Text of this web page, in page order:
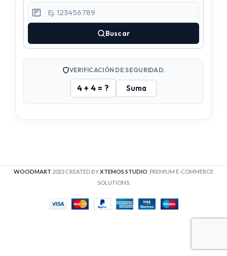
Buscar
VERIFICACIÓN DE SEGURIDAD:
4 + 4 = ?
WOODMART 2023 CREATED BYXTEMOS STUDIO . PREMIUM E-COMMERCE
SOLUTIONS.